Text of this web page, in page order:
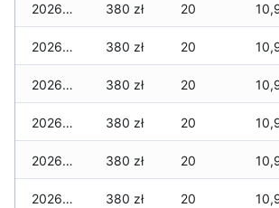
2026-08-02 380 zł 20
2026-08-01 380 zł 20
2026-07-31 380 zł 20
2026-07-29 380 zł 20
2026-07-28 380 zł 20
2026-07-27 380 zł 20